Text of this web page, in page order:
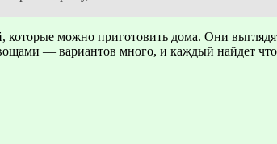
можно приготовить дома. Они
— вариантов много, и каждый найдет